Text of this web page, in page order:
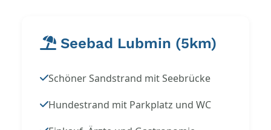
Seebad Lubmin (5km)
Schöner Sandstrand mit Seebrücke
Hundestrand mit Parkplatz und WC